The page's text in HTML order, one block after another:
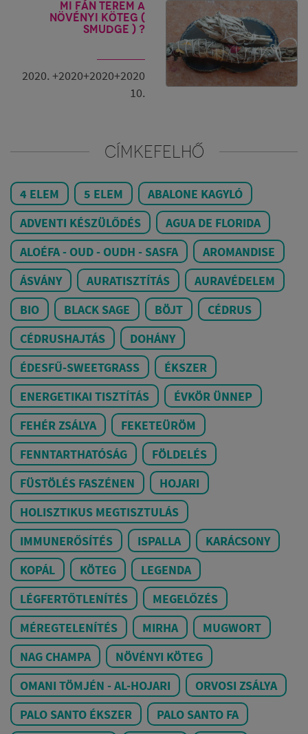
Mi fán terem a
növényi köteg (
smudge ) ?
2020. +2020+2020+2020
10.
CÍMKEFELHŐ
4 ELEM 5 ELEM
ABALONE KAGYLÓ
ADVENTI KÉSZÜLŐDÉS
AGUA DE FLORIDA
ALOÉFA - OUD - OUDH - SASFA
AROMANDISE
ÁSVÁNY
AURATISZTÍTÁS
AURAVÉDELEM
BIO
BLACK SAGE BÖJT
CÉDRUS
CÉDRUSHAJTÁS
DOHÁNY
ÉDESFŰ-SWEETGRASS
ÉKSZER
ENERGETIKAI TISZTÍTÁS
ÉVKÖR ÜNNEP
FEHÉR ZSÁLYA
FEKETEÜRÖM
FENNTARTHATÓSÁG
FÖLDELÉS
FÜSTÖLÉS FASZÉNEN
HOJARI
HOLISZTIKUS MEGTISZTULÁS
IMMUNERŐSÍTÉS
ISPALLA
KARÁCSONY
KOPÁL
KÖTEG
LEGENDA
LÉGFERTŐTLENÍTÉS
MEGELŐZÉS
MÉREGTELENÍTÉS
MIRHA
MUGWORT
NAG CHAMPA
NÖVÉNYI KÖTEG
OMANI TÖMJÉN - AL-HOJARI
ORVOSI ZSÁLYA
PALO SANTO ÉKSZER
PALO SANTO FA